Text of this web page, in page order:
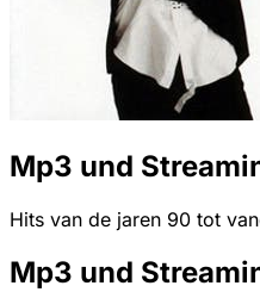
Mp3 und
Hits van de jaren 90 tot
Mp3 und